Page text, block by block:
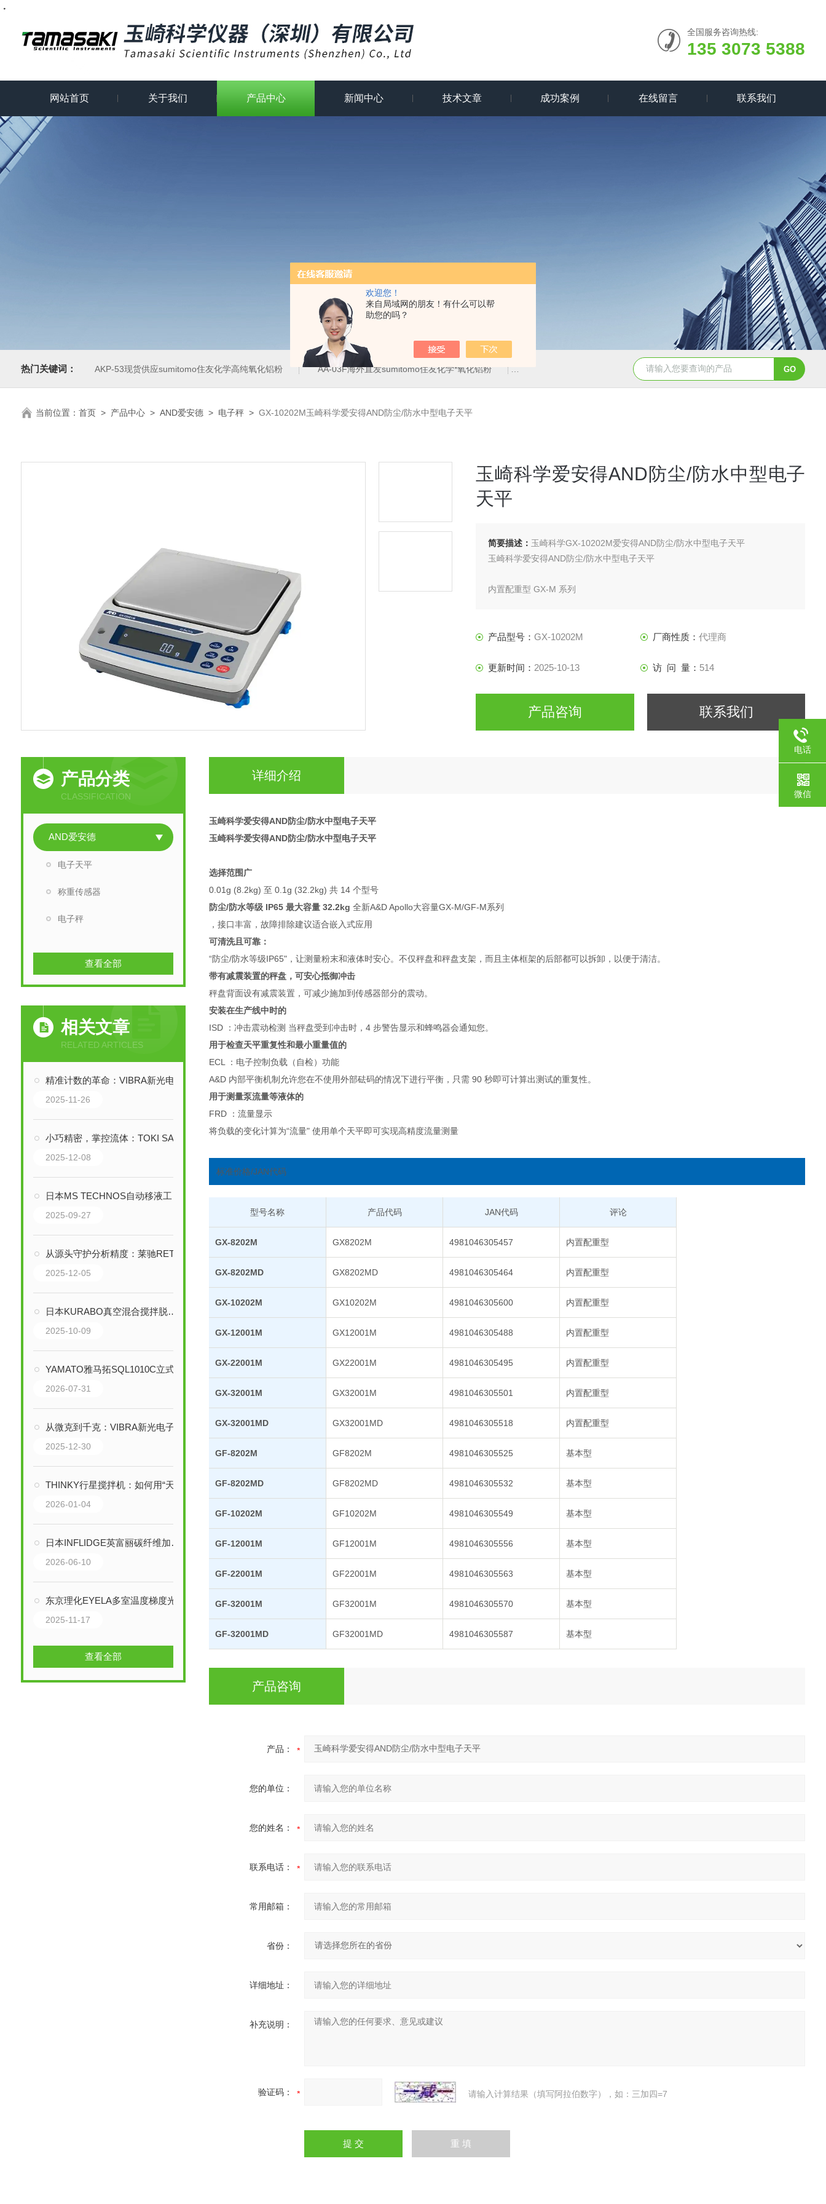
欢迎您！
来自局域网的朋友！有什么可以帮
助您的吗？
全国服务咨询热线:
135 3073 5388
网站首页 关于我们 产品中心 新闻中心 技术文章 成功案例 在线留言 联系我们
热门关键词： AKP-53现货供应sumitomo住友化学高纯氧化铝粉 AA-03F海外直发sumitomo住友化学*氧化铝粉 AA-2日本进口sumitomo住友化学*氧化铝粉 AA-07工业级精品
当前位置： 首页> 产品中心> AND爱安德> 电子秤> GX-10202M玉崎科学爱安得AND防尘/防水中型电子天平
玉崎科学爱安得AND防尘/防水中型电子
天平
简要描述： 玉崎科学GX-10202M爱安得AND防尘/防水中型电子天平
玉崎科学爱安得AND防尘/防水中型电子天平
内置配重型 GX-M 系列
产品型号：GX-10202M 厂商性质：代理商
更新时间： 2025-10-13 访 问 量： 514
产品咨询 联系我们
产品分类
CLASSIFICATION
AND爱安德
电子天平
称重传感器
电子秤
查看全部
相关文章
RELATED ARTICLES
精准计数的革命：VIBRA新光电子秤与音叉传感器技术解析
2025-11-26
小巧精密，掌控流体：TOKI SANGYO小型粘度计的技术革新与行业赋能
2025-12-08
日本MS TECHNOS自动移液工作站的工作原理是什么
2025-09-27
从源头守护分析精度：莱驰RETSCH高精度分样技术深度解析
2025-12-05
日本KURABO真空混合搅拌脱泡机：精密材料的混合解决方案
2025-10-09
YAMATO雅马拓SQL1010C立式压力蒸汽灭菌器技术解析
2026-07-31
从微克到千克：VIBRA新光电子天平的技术革新与精密世界构建
2025-12-30
THINKY行星搅拌机：如何用“天体力学”实现纳米级均匀混合？
2026-01-04
日本INFLIDGE英富丽碳纤维加热器CFH-290：高效节能的远红外加热解决方案
2026-06-10
东京理化EYELA多室温度梯度光照培养箱技术解析
2025-11-17
查看全部
详细介绍
玉崎科学爱安得AND防尘/防水中型电子天平
玉崎科学爱安得AND防尘/防水中型电子天平
・
选择范围广
0.01g (8.2kg) 至 0.1g (32.2kg) 共 14 个型号
・
防尘/防水等级 IP65 最大容量 32.2kg 全新A&D Apollo大容量GX-M/GF-M系列
，接口丰富，故障排除建议适合嵌入式应用
・
可清洗且可靠：
“防尘/防水等级IP65"，让测量粉末和液体时安心。不仅秤盘和秤盘支架，而且主体框架的后部都可以拆卸，以便于清洁。
・
带有减震装置的秤盘，可安心抵御冲击
秤盘背面设有减震装置，可减少施加到传感器部分的震动。
・
安装在生产线中时的
ISD ：冲击震动检测 当秤盘受到冲击时，4 步警告显示和蜂鸣器会通知您。
・
用于检查天平重复性和最小重量值的
ECL ：电子控制负载（自检）功能
A&D 内部平衡机制允许您在不使用外部砝码的情况下进行平衡，只需 90 秒即可计算出测试的重复性。
・
用于测量泵流量等液体的
FRD ：流量显示
将负载的变化计算为“流量" 使用单个天平即可实现高精度流量测量
标准价格/JAN代码
型号名称 产品代码 JAN代码 评论
GX-8202M GX8202M 4981046305457 内置配重型
GX-8202MD GX8202MD 4981046305464 内置配重型
GX-10202M GX10202M 4981046305600 内置配重型
GX-12001M GX12001M 4981046305488 内置配重型
GX-22001M GX22001M 4981046305495 内置配重型
GX-32001M GX32001M 4981046305501 内置配重型
GX-32001MD GX32001MD 4981046305518 内置配重型
GF-8202M GF8202M 4981046305525 基本型
GF-8202MD GF8202MD 4981046305532 基本型
GF-10202M GF10202M 4981046305549 基本型
GF-12001M GF12001M 4981046305556 基本型
GF-22001M GF22001M 4981046305563 基本型
GF-32001M GF32001M 4981046305570 基本型
GF-32001MD GF32001MD 4981046305587 基本型
产品咨询
产品：
您的单位：
您的姓名：
联系电话：
常用邮箱：
省份：
详细地址：
补充说明：
验证码： 请输入计算结果（填写阿拉伯数字），如：三加四=7
电话
微信